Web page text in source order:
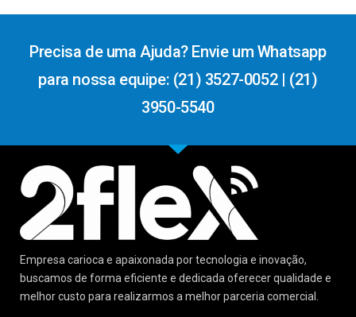
Precisa de uma Ajuda? Envie um Whatsapp
para nossa equipe: (21) 3527-0052 | (21)
3950-5540
Empresa carioca e apaixonada por tecnologia e inovação,
buscamos de forma eficiente e dedicada oferecer qualidade e
melhor custo para realizarmos a melhor parceria comercial.